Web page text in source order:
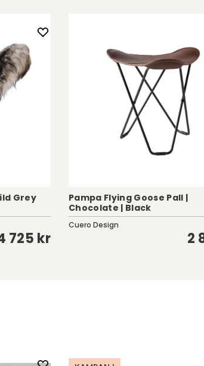
Grey
725 kr
Pampa Flying Goose Pall |
Chocolate | Black
Cuero Design
2